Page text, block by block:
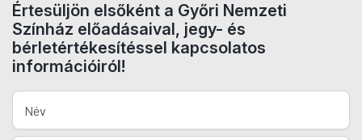
Értesüljön elsőként a Győri Nemzeti
Színház előadásaival, jegy- és
bérletértékesítéssel kapcsolatos
információiról!